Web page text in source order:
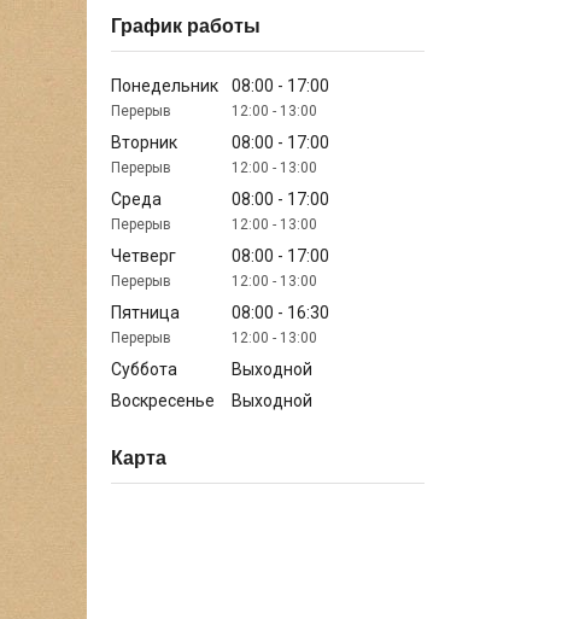
График работы
Понедельник 08:00 17:00
12:00 13:00
Вторник 08:00 17:00
12:00 13:00
Среда 08:00 17:00
12:00 13:00
Четверг 08:00 17:00
12:00 13:00
Пятница 08:00 16:30
12:00 13:00
Суббота
Выходной
Воскресенье
Выходной
Карта